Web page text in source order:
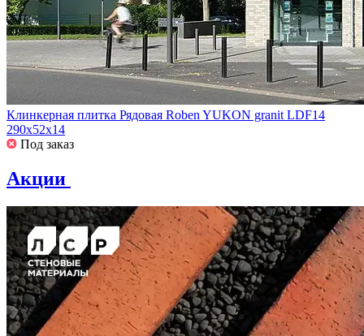
Клинкерная плитка Рядовая Roben YUKON granit LDF14
290x52x14
Под заказ
Акции